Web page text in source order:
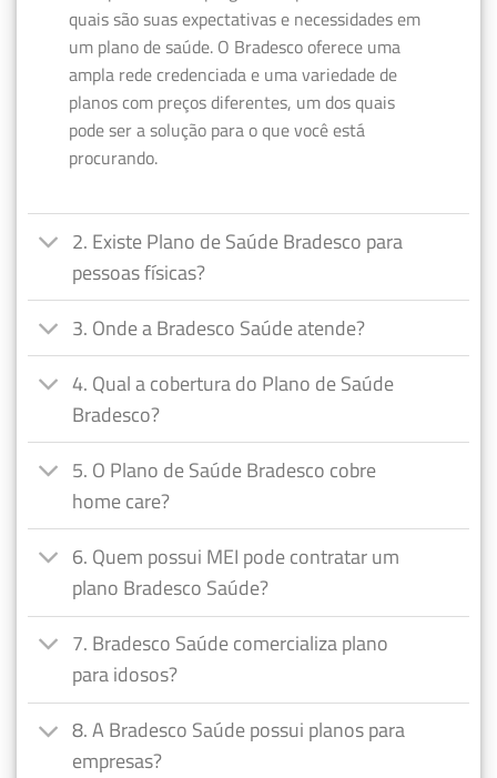
quais são suas expectativas e necessidades em
um plano de saúde. O Bradesco oferece uma
ampla rede credenciada e uma variedade de
planos com preços diferentes, um dos quais
pode ser a solução para o que você está
procurando.
2. Existe Plano de Saúde Bradesco para
pessoas físicas?
3. Onde a Bradesco Saúde atende?
4. Qual a cobertura do Plano de Saúde
Bradesco?
5. O Plano de Saúde Bradesco cobre
home care?
6. Quem possui MEI pode contratar um
plano Bradesco Saúde?
7. Bradesco Saúde comercializa plano
para idosos?
8. A Bradesco Saúde possui planos para
empresas?